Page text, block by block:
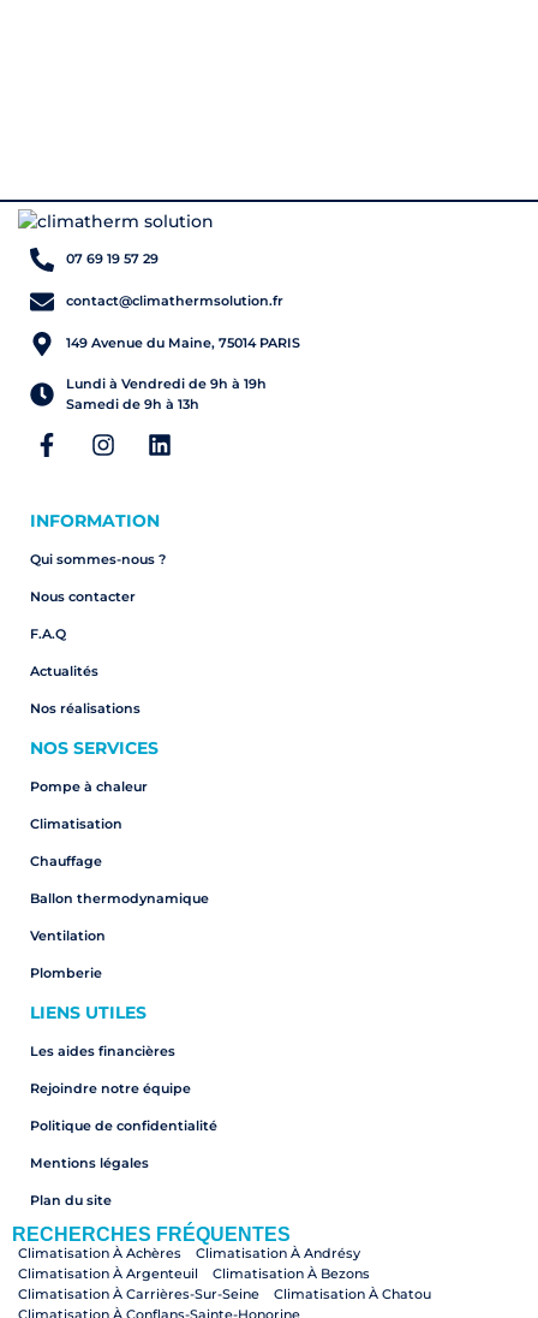
07 69 19 57 29
contact@climathermsolution.fr
149 Avenue du Maine, 75014 PARIS
Lundi à Vendredi de 9h à 19h
Samedi de 9h à 13h
INFORMATION
Qui sommes-nous ?
Nous contacter
F.A.Q
Actualités
Nos réalisations
NOS SERVICES
Pompe à chaleur
Climatisation
Chauffage
Ballon thermodynamique
Ventilation
Plomberie
LIENS UTILES
Les aides financières
Rejoindre notre équipe
Politique de confidentialité
Mentions légales
Plan du site
RECHERCHES FRÉQUENTES
Climatisation À Achères
Climatisation À Andrésy
Climatisation À Argenteuil
Climatisation À Bezons
Climatisation À Carrières-Sur-Seine
Climatisation À Chatou
Climatisation À Conflans-Sainte-Honorine